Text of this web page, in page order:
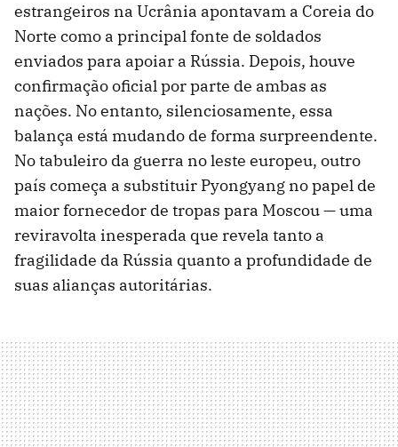
estrangeiros na Ucrânia apontavam a Coreia do
Norte como a principal fonte de soldados
enviados para apoiar a Rússia. Depois, houve
confirmação oficial por parte de ambas as
nações. No entanto, silenciosamente, essa
balança está mudando de forma surpreendente.
No tabuleiro da guerra no leste europeu, outro
país começa a substituir Pyongyang no papel de
maior fornecedor de tropas para Moscou — uma
reviravolta inesperada que revela tanto a
fragilidade da Rússia quanto a profundidade de
suas alianças autoritárias.